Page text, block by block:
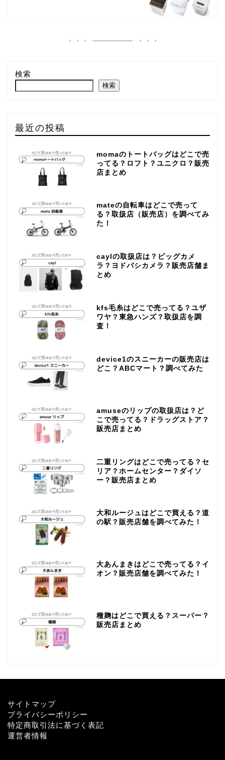
検索
検索
最近の投稿
momaのトートバッグはどこで売
ってる？ロフト？ユニクロ？販売
店まとめ
mateの自転車はどこで売って
る？取扱店（販売店）を調べてみ
た！
caylの取扱店は？ビッグカメ
ラ？ヨドバシカメラ？販売店舗ま
とめ
kfs毛糸はどこで売ってる？ユザ
ワヤ？東急ハンズ？取扱店を調
査！
device1のスニーカーの販売店は
どこ？ABCマート？調べてみた
amuseのリップの取扱店は？ど
こで売ってる？ドラッグストア？
販売店まとめ
二重リングはどこで売ってる？セ
リア？ホームセンター？ダイソ
ー？販売店まとめ
大和ルージュはどこで買える？道
の駅？販売店舗を調べてみた！
大あんまきはどこで売ってる？イ
オン？販売店舗を調べてみた！
種麹はどこで買える？スーパー？
販売店まとめ
サイトマップ
プライバシーポリシー
特定商取引法に基づく表記
運営者情報